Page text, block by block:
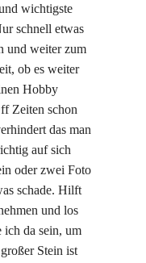
wichtigste
schnell etwas
und weiter zum
ob es weiter
Hobby
Zeiten schon
das man
auf sich
oder zwei Foto
schade. Hilft
und los
ich da sein, um
Stein ist